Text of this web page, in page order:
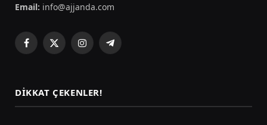
Email: info@ajjanda.com
Facebook
X
InstagramTelegram
DIKKAT ÇEKENLER!